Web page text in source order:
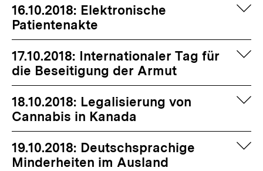
16.10.2018: Elektronische
Patientenakte
17.10.2018: Internationaler Tag für
die Beseitigung der Armut
18.10.2018: Legalisierung von
Cannabis in Kanada
19.10.2018: Deutschsprachige
Minderheiten im Ausland